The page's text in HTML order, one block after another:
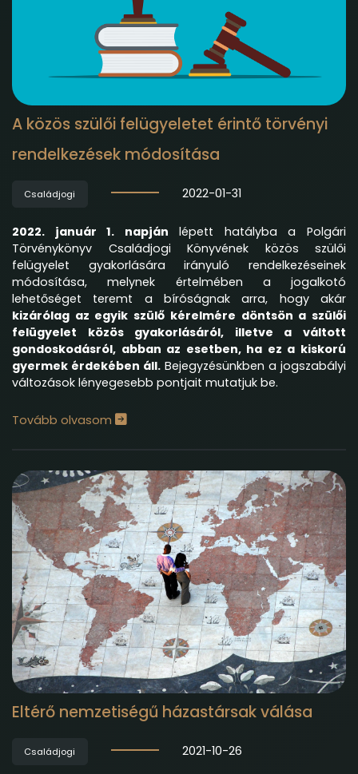
A közös szülői felügyeletet érintő törvényi
rendelkezések módosítása
Családjogi 2022-01-31
2022. január 1. napján lépett hatályba a Polgári
Törvénykönyv Családjogi Könyvének közös szülői
felügyelet gyakorlására irányuló rendelkezéseinek
módosítása, melynek értelmében a jogalkotó
lehetőséget teremt a bíróságnak arra, hogy akár
kizárólag az egyik szülő kérelmére döntsön a szülői
felügyelet közös gyakorlásáról, illetve a váltott
gondoskodásról, abban az esetben, ha ez a kiskorú
gyermek érdekében áll. Bejegyzésünkben a jogszabályi
változások lényegesebb pontjait mutatjuk be.
Tovább olvasom
Eltérő nemzetiségű házastársak válása
Családjogi 2021-10-26